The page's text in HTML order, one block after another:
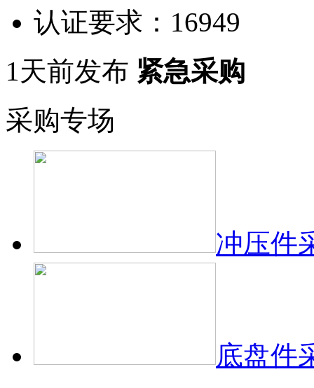
认证要求： 16949
1天前发布 紧急采购
采购专场
冲压件
底盘件